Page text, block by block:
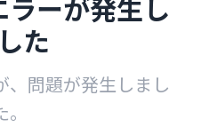
ーが発生し
た
、問題が発生しまし
。